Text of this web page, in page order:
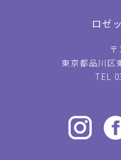
ロゼ
東京都品川区
TEL